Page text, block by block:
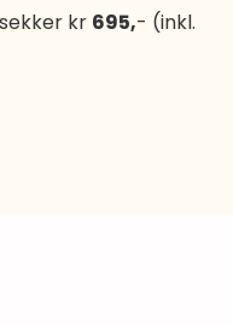
kr 695,- (inkl.